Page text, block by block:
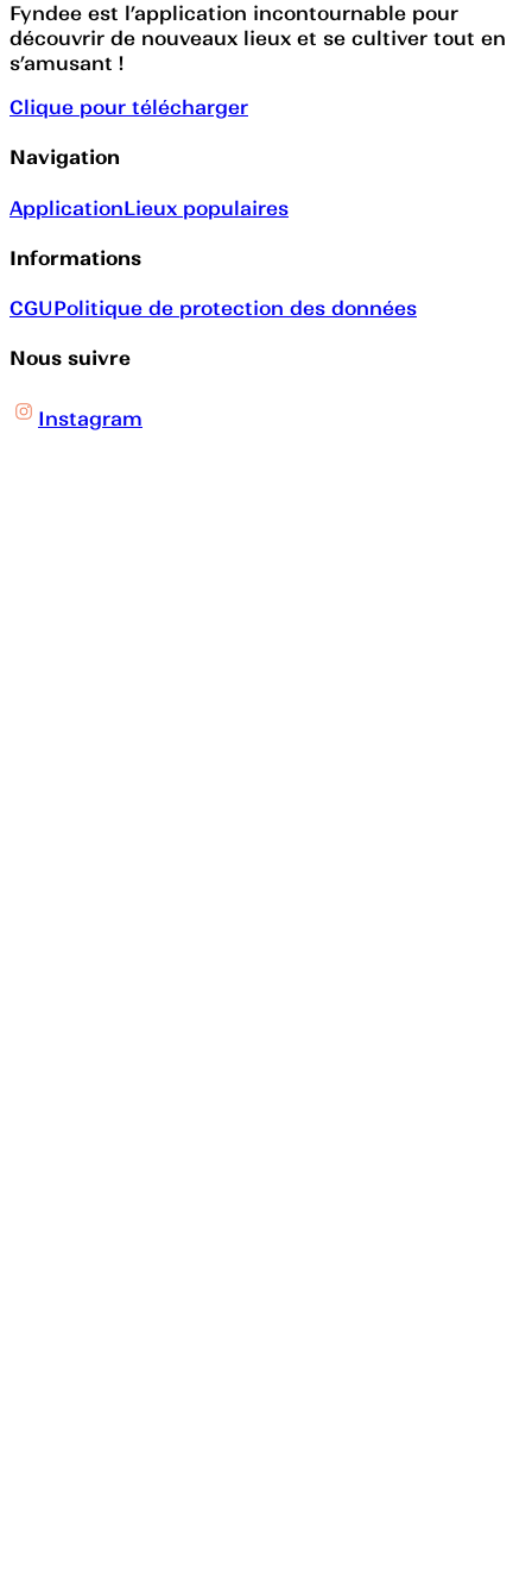
Fyndee est l’application incontournable pour
découvrir de nouveaux lieux et se cultiver tout en
s’amusant !
Clique pour télécharger
Navigation
ApplicationLieux populaires
Informations
CGUPolitique de protection des données
Nous suivre
Instagram